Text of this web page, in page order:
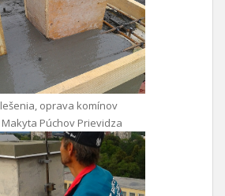
oprava komínov
Púchov Prievidza